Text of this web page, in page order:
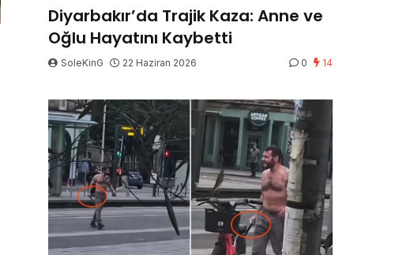
Diyarbakır’da Trajik Kaza: Anne ve
Oğlu Hayatını Kaybetti
SoleKinG 22 Haziran 2026 0 14